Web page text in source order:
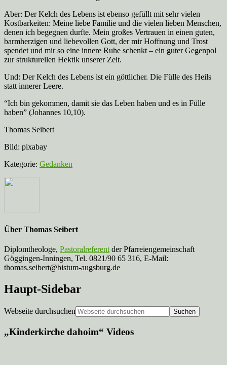
Aber: Der Kelch des Lebens ist ebenso gefüllt mit sehr vielen
Kostbarkeiten: Meine liebe Familie und die vielen lieben Menschen,
denen ich begegnen durfte. Mein großes Vertrauen in einen guten,
barmherzigen und liebevollen Gott, der mir Hoffnung und Trost
spendet und mir so eine innere Ruhe schenkt – ein guter Gegenpol
zur strukturellen Hektik unserer Zeit.
Und: Der Kelch des Lebens ist ein göttlicher. Die Fülle des Heils
statt innerer Leere.
“Ich bin gekommen, damit sie das Leben haben und es in Fülle
haben” (Johannes 10,10).
Thomas Seibert
Bild: pixabay
Kategorie: Gedanken
Über Thomas Seibert
Diplomtheologe, Pastoralreferent der Pfarreiengemeinschaft
Göggingen-Inningen, Tel. 0821/90 65 316, E-Mail:
thomas.seibert@bistum-augsburg.de
Haupt-Sidebar
Webseite durchsuchen
„Kinderkirche dahoim“ Videos